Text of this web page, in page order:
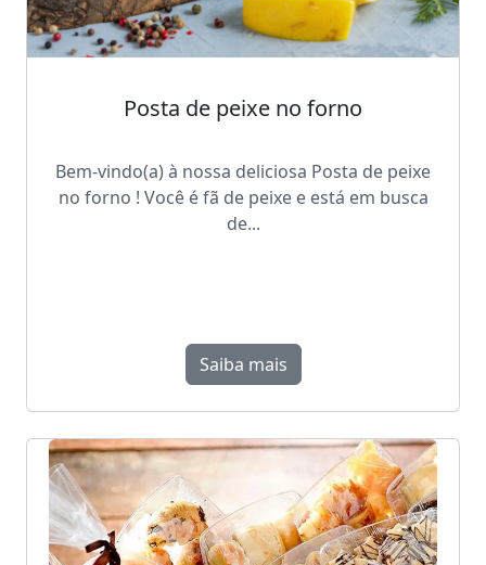
Posta de peixe no forno
Bem-vindo(a) à nossa deliciosa Posta de peixe
no forno ! Você é fã de peixe e está em busca
de...
Saiba mais